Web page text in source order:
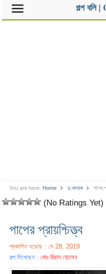
গল্প বলি
You are here: Home দু:খদায়ক পাপের
(No Ratings Yet)
পাপের প্রায়শ্চিত্ত্ব
প্রকাশিত হয়েছে : মে 28, 2019
গল্প লিখেছেন :মোঃ রিয়াদ হোসেন